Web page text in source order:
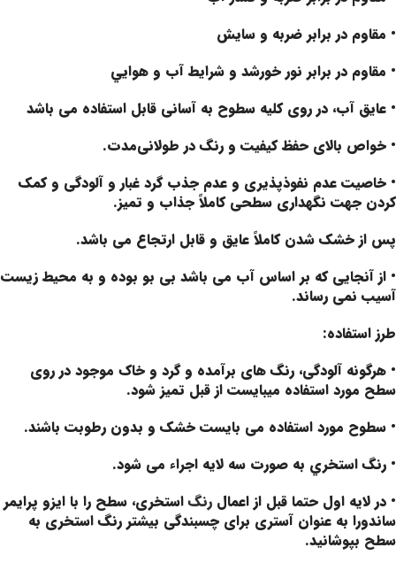
• مقاوم در برابر ضربه و سايش
• مقاوم در برابر نور خورشد و شرايط آب و هوايي
• عایق آب، در روی کلیه سطوح به آسانی قابل استفاده می باشد
• خواص بالای حفظ کیفیت و رنگ در طولانی‌مدت.
• خاصیت عدم نفوذپذیری و عدم جذب گرد غبار و آلودگی و کمک
کردن جهت نگهداری سطحی کاملاً جذاب و تمیز.
پس از خشک شدن کاملاً عایق و قابل ارتجاع می باشد.
• از آنجایی که بر اساس آب می باشد بی بو بوده و به محیط زیست
آسیب نمی رساند.
طرز استفاده:
• هرگونه آلودگی، رنگ های برآمده و گرد و خاک موجود در روی
سطح مورد استفاده میبایست از قبل تمیز شود.
• سطوح مورد استفاده می بایست خشک و بدون رطوبت باشند.
• رنگ استخري به صورت سه لایه اجراء می شود.
• در لایه اول حتما قبل از اعمال رنگاستخری، سطح را با ایزو پرایمر
ساندورا به عنوان آستری برای چسبندگی بیشتر رنگ استخری به
سطح بپوشانید.